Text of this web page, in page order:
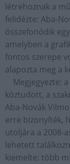
létrehoznak a
felidézte: Aba-
összefonódik
amelyben a
fontos szerepe
alapozta meg a
Megjegyezte:
köztudott, a
Aba-Novák
erre bizonyíték,
utoljára a 2008-
lehetett
kiemelte: több